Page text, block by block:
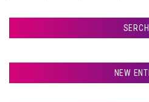
SERCH
NEW